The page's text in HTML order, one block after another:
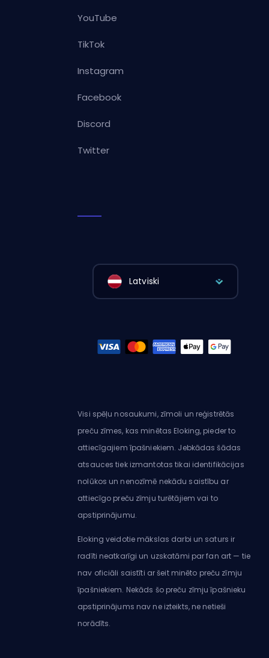
YouTube
TikTok
Instagram
Facebook
Discord
Twitter
Latviski
Visi spēļu nosaukumi, zīmoli un reģistrētās
preču zīmes, kas minētas Eloking, pieder to
attiecīgajiem īpašniekiem. Jebkādas šādas
atsauces tiek izmantotas tikai identifikācijas
nolūkos un nenozīmē nekādu saistību ar
attiecīgo preču zīmju turētājiem vai to
apstiprinājumu.
Eloking veidotie mākslas darbi un saturs ir
radīti neatkarīgi un uzskatāmi par fan art — tie
nav oficiāli saistīti ar šeit minēto preču zīmju
īpašniekiem. Nekāds šo preču zīmju īpašnieku
apstiprinājums nav ne izteikts, ne netieši
norādīts.